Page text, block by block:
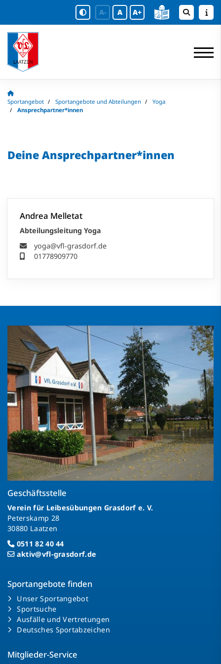
A- A A+
Sportangebot Sportangebote und Abteilungen
Yoga
Ansprechpartner*innen
Deine Ansprechpartner*innen
Andrea Melletat
Abteilungsleitung Yoga
yoga@vfl-grasdorf.de
01778909770
Geschäftsstelle
Verein für Leibesübungen Grasdorf e. V.
Peterskamp 28
30880 Laatzen
0511 82 40 44
aktiv@vfl-grasdorf.de
Sportangebote finden
Unser Sportangebot
Sportsuche
Ausfälle und Vertretungen
Deutsches Sportabzeichen
Mitglieder-Service